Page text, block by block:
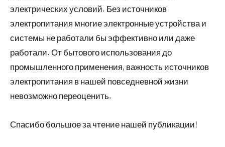
электрических условий. Без источников
электропитания многие электронные устройства и
системы не работали бы эффективно или даже
работали. От бытового использования до
промышленного применения, важность источников
электропитания в нашей повседневной жизни
невозможно переоценить.
Спасибо большое за чтение нашей публикации!